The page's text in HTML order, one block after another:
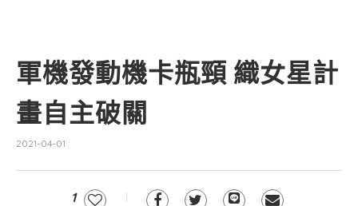
軍機發動機卡瓶頸 織女星計
畫自主破關
2021-04-01
1